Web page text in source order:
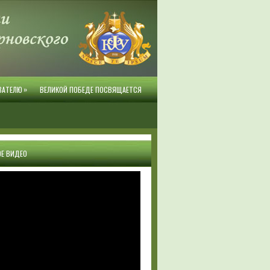
» ВЕЛИКОЙ ПОБЕДЕ ПОСВЯЩАЕТСЯ
ВИДЕО